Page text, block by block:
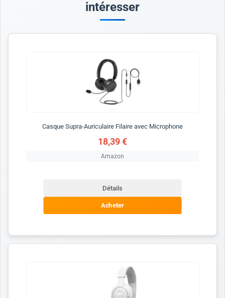
intéresser
Casque Supra-Auriculaire Filaire avec Microphone
18,39 €
Amazon
Détails
Acheter